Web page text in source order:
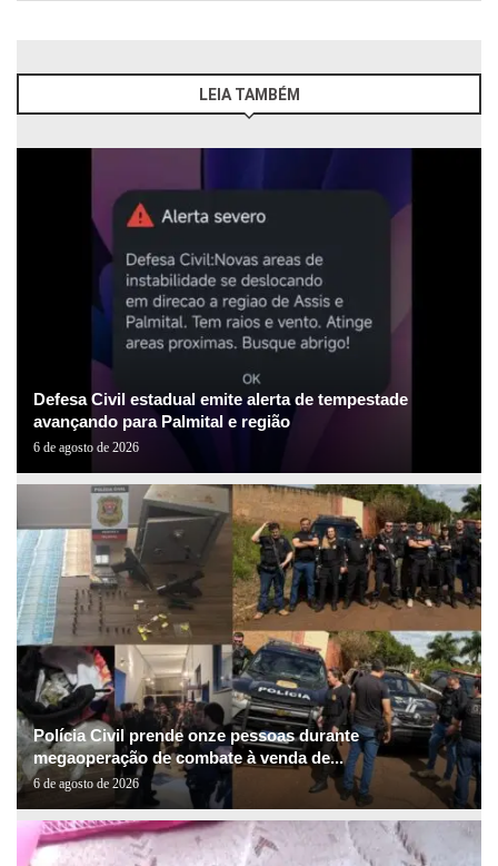
LEIA TAMBÉM
Defesa Civil estadual emite alerta de tempestade
avançando para Palmital e região
6 de agosto de 2026
Polícia Civil prende onze pessoas durante
megaoperação de combate à venda de...
6 de agosto de 2026